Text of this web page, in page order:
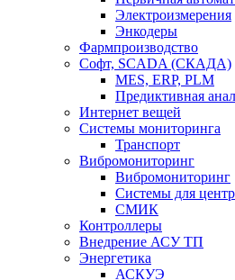
Электроизмерения
Энкодеры
Фармпроизводство
Софт, SCADA (СКАДА)
MES, ERP, PLM
Предиктивная
Интернет вещей
Системы мониторинга
Транспорт
Вибромониторинг
Вибромониторинг
Системы для
СМИК
Контроллеры
Внедрение АСУ ТП
Энергетика
АСКУЭ